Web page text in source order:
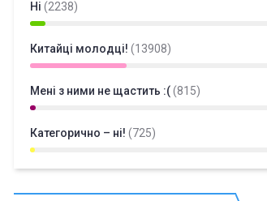
Ні (2238)
Китайці молодці! (13908)
Мені з ними не щастить :((815)
Категорично – ні! (725)